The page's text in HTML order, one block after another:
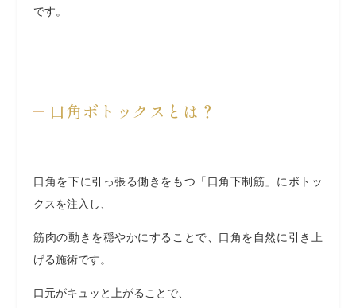
です。
口角ボトックスとは？
口角を下に引っ張る働きをもつ「口角下制筋」にボトッ
クスを注入し、
筋肉の動きを穏やかにすることで、口角を自然に引き上
げる施術です。
口元がキュッと上がることで、